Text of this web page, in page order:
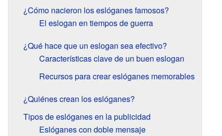
¿Cómo nacieron los eslóganes famosos?
El eslogan en tiempos de guerra
¿Qué hace que un eslogan sea efectivo?
Características clave de un buen eslogan
Recursos para crear eslóganes memorables
¿Quiénes crean los eslóganes?
Tipos de eslóganes en la publicidad
Eslóganes con doble mensaje